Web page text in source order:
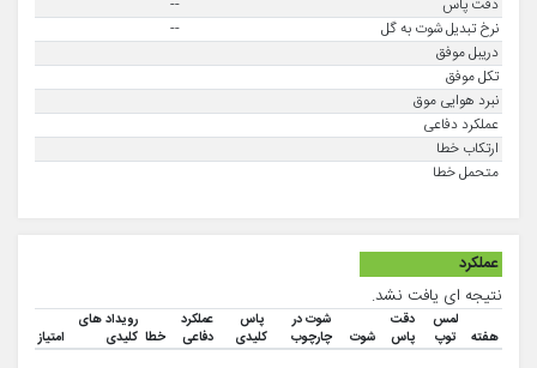
دقت پاس
--
نرخ تبدیل شوت به گل
--
دریبل موفق
تکل موفق
نبرد هوایی موق
عملکرد دفاعی
ارتکاب خطا
متحمل خطا
عملکرد
نتیجه ای یافت نشد.
هفته
لمس
توپ
دقت
پاس
شوت
شوت در
چارچوب
پاس
کلیدی
عملکرد
دفاعی
خطا
رویداد های
کلیدی
امتیاز